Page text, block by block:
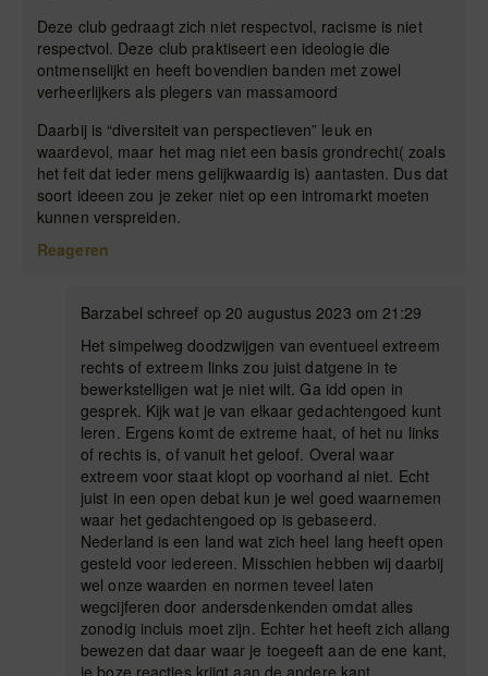
Deze club gedraagt zich niet respectvol, racisme is niet
respectvol. Deze club praktiseert een ideologie die
ontmenselijkt en heeft bovendien banden met zowel
verheerlijkers als plegers van massamoord
Daarbij is “diversiteit van perspectieven” leuk en
waardevol, maar het mag niet een basis grondrecht( zoals
het feit dat ieder mens gelijkwaardig is) aantasten. Dus dat
soort ideeen zou je zeker niet op een intromarkt moeten
kunnen verspreiden.
Reageren
Barzabel schreef op 20 augustus 2023 om 21:29
Het simpelweg doodzwijgen van eventueel extreem
rechts of extreem links zou juist datgene in te
bewerkstelligen wat je niet wilt. Ga idd open in
gesprek. Kijk wat je van elkaar gedachtengoed kunt
leren. Ergens komt de extreme haat, of het nu links
of rechts is, of vanuit het geloof. Overal waar
extreem voor staat klopt op voorhand al niet. Echt
juist in een open debat kun je wel goed waarnemen
waar het gedachtengoed op is gebaseerd.
Nederland is een land wat zich heel lang heeft open
gesteld voor iedereen. Misschien hebben wij daarbij
wel onze waarden en normen teveel laten
wegcijferen door andersdenkenden omdat alles
zonodig incluis moet zijn. Echter het heeft zich allang
bewezen dat daar waar je toegeeft aan de ene kant,
je boze reacties krijgt aan de andere kant.